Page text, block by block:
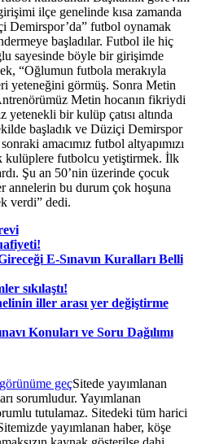
ilçe genelinde kısa zamanda
Demirspor’da” futbol oynamak
başladılar. Futbol ile hiç
sayesinde böyle bir girişimde
“Oğlumun futbola merakıyla
yeteneğini görmüş. Sonra Metin
Metin hocanın fikriydi
yetenekli bir kulüp çatısı altında
başladık ve Düziçi Demirspor
amacımız futbol altyapımızı
kulüplere futbolcu yetiştirmek. İlk
Şu an 50’nin üzerinde çocuk
annelerin bu durum çok hoşuna
verdi” dedi.
E-Sınavın Kuralları Belli
sıkılaştı!
iller arası yer değiştirme
Konuları ve Soru Dağılımı
geçSitede yayımlanan
sorumludur. Yayımlanan
tutulamaz. Sitedeki tüm harici
yayımlanan haber, köşe